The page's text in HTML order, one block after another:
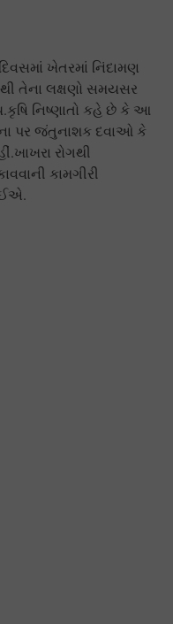
ખેતરમાં નિંદામણ
તેના લક્ષણો સમયસર
નિષ્ણાતો કહે છે કે આ
પર જંતુનાશક દવાઓ કે
રોગથી
કામગીરી